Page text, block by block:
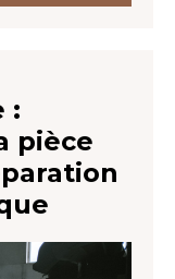
:
pièce